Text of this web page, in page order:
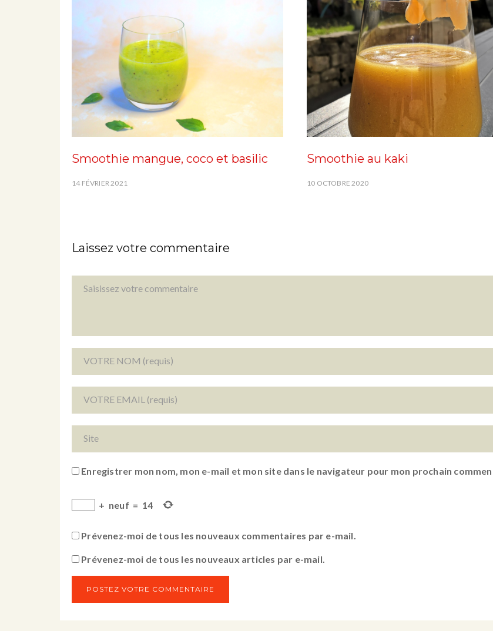
Smoothie mangue, coco et basilic
14 FÉVRIER 2021
Smoothie au kaki
10 OCTOBRE 2020
Laissez votre commentaire
Enregistrer mon nom, mon e-mail et mon site dans le navigateur pour mon prochain
+ neuf = 14
Prévenez-moi de tous les nouveaux commentaires par e-mail.
Prévenez-moi de tous les nouveaux articles par e-mail.